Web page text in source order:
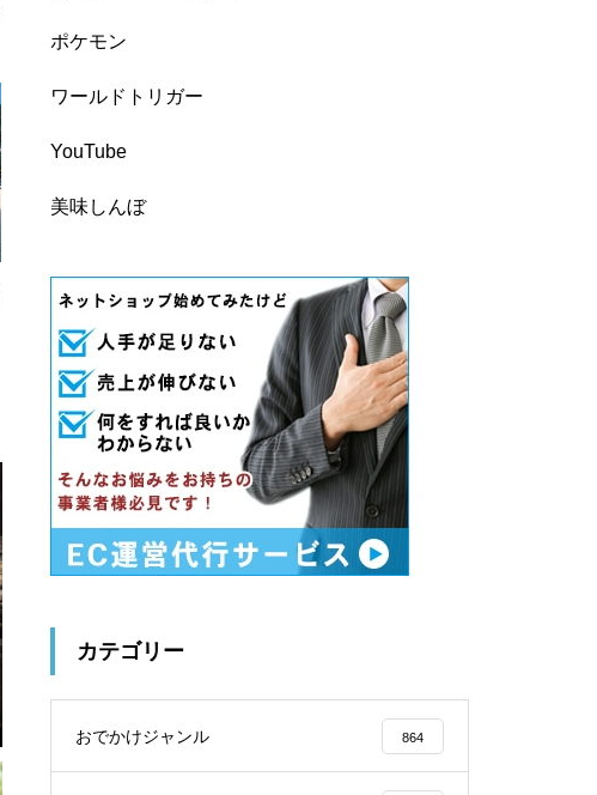
ポケモン
ワールドトリガー
YouTube
美味しんぼ
カテゴリー
おでかけジャンル 864